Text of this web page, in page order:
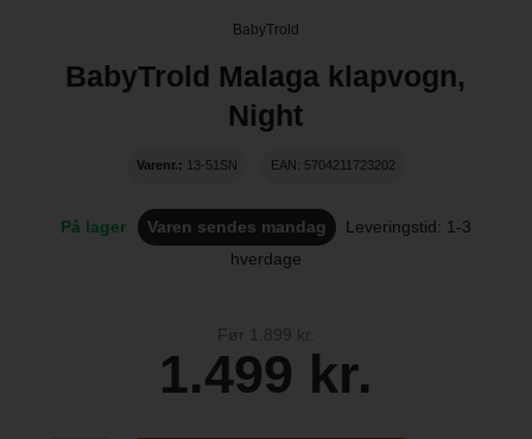
BabyTrold
BabyTrold Malaga klapvogn,
Night
Varenr.: 13-51SN EAN: 5704211723202
På lager Varen sendes mandag
Leveringstid: 1-3
hverdage
Før 1.899 kr.
1.499 kr.